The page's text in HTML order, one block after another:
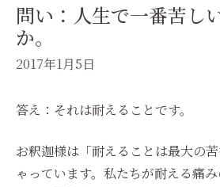
問い：人生で一番苦し
か。
2017年1月5日
答え：それは耐えることです。
お釈迦様は「耐えることは最大の
ゃっています。私たちが耐える痛